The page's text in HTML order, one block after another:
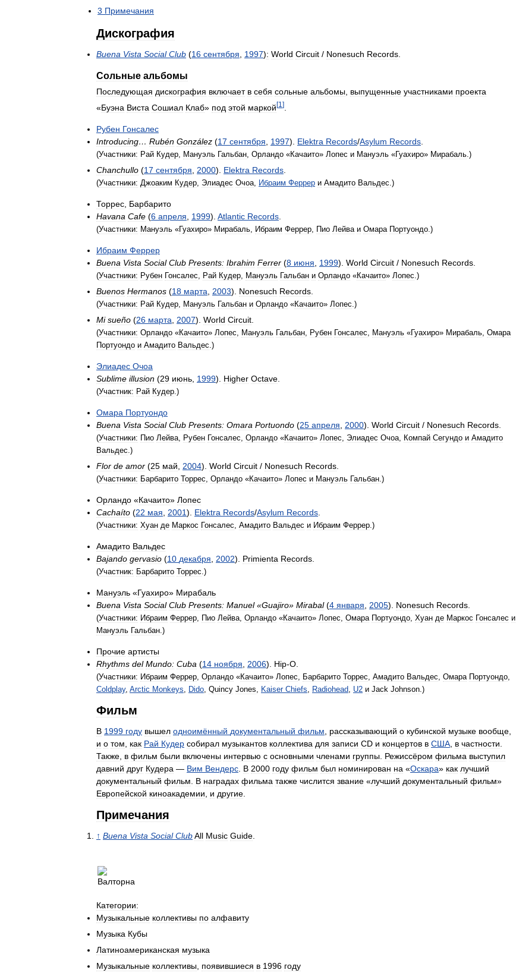
3 Примечания
Дискография
Buena Vista Social Club (16 сентября 1997): World Circuit / Nonesuch Records
Сольные альбомы
Последующая дискография включает в себя сольные альбомы выпущенные участниками проекта
«Буэна Виста Сошиал Клаб» под этой маркой[1 ]
Рубен Гонсалес
Introducing… Rubén González (17 сентября 1997). Elektra Records/Asylum Records
(Участники: Рай Кудер Мануэль Гальбан Орландо «Качаито» Лопес и Мануэль «Гуахиро» Мирабаль .)
Chanchullo (17 сентября 2000). Elektra Records
(Участники: Джоаким Кудер Элиадес Очоа Ибраим Феррер и Амадито Вальдес .)
Торрес Барбарито
Havana Cafe (6 апреля 1999). Atlantic Records
(Участники: Мануэль «Гуахиро» Мирабаль Ибраим Феррер Пио Лейва и Омара Портуондо .)
Ибраим Феррер
Buena Vista Social Club Presents: Ibrahim Ferrer (8 июня 1999). World Circuit / Nonesuch Records
(Участники: Рубен Гонсалес Рай Кудер Мануэль Гальбан и Орландо «Качаито» Лопес .)
Buenos Hermanos (18 марта 2003). Nonesuch Records
(Участники: Рай Кудер Мануэль Гальбан и Орландо «Качаито» Лопес .)
Mi sueño (26 марта 2007). World Circuit
(Участники: Орландо «Качаито» Лопес Мануэль Гальбан Рубен Гонсалес Мануэль «Гуахиро» Мирабаль Омара
Портуондо и Амадито Вальдес .)
Элиадес Очоа
Sublime illusion (29 июнь 1999). Higher Octave
(Участник: Рай Кудер .)
Омара Портуондо
Buena Vista Social Club Presents: Omara Portuondo (25 апреля 2000). World Circuit / Nonesuch Records
(Участники: Пио Лейва Рубен Гонсалес Орландо «Качаито» Лопес Элиадес Очоа Компай Сегундо и Амадито
Вальдес .)
Flor de amor (25 май 2004). World Circuit / Nonesuch Records
(Участники: Барбарито Торрес Орландо «Качаито» Лопес и Мануэль Гальбан .)
Орландо «Качаито» Лопес
Cachaíto (22 мая 2001). Elektra Records/Asylum Records
(Участники: Хуан де Маркос Гонсалес Амадито Вальдес и Ибраим Феррер .)
Амадито Вальдес
Bajando gervasio (10 декабря 2002). Primienta Records
(Участник: Барбарито Торрес .)
Мануэль «Гуахиро» Мирабаль
Buena Vista Social Club Presents: Manuel«Guajiro» Mirabal(4 января 2005). Nonesuch Records
(Участники: Ибраим Феррер Пио Лейва Орландо «Качаито» Лопес Омара Портуондо Хуан де Маркос Гонсалес и
Мануэль Гальбан .)
Прочие артисты
Rhythms del Mundo: Cuba (14 ноября 2006). Hip-O
(Участники: Ибраим Феррер Орландо «Качаито» Лопес Барбарито Торрес Амадито Вальдес Омара Портуондо
Coldplay, Arctic Monkeys Dido Quincy Jones Kaiser Chiefs Radiohead U2 и Jack Johnson .)
Фильм
В 1999 году вышел одноимённый документальный фильм рассказывающий о кубинской музыке вообще
и о том как Рай Кудер собирал музыкантов коллектива для записи CD и концертов в США в частности
Также в фильм были включены интервью с основными членами группы Режиссёром фильма выступил
давний друг Кудера — Вим Вендерс В 2000 году фильм был номинирован на «Оскара» как лучший
документальный фильм В наградах фильма также числится звание «лучший документальный фильм»
Европейской киноакадемии и другие
Примечания
↑ Buena Vista Social ClubAll Music Guide
Категории:
Музыкальные коллективы по алфавиту
Музыка Кубы
Латиноамериканская музыка
Музыкальные коллективы появившиеся в 1996 году